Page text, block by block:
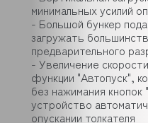
минимальных усилий
- Большой бункер
загружать
предварительного
- Увеличение
функции "Автопуск",
без нажимания
устройство
опускании толкателя